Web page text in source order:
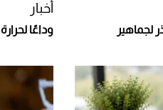
لجماهير
أخبار
وداعًا